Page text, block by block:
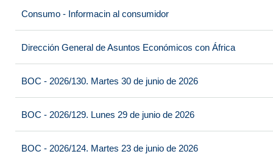
Consumo - Informacin al consumidor
Dirección General de Asuntos Económicos con África
BOC - 2026/130. Martes 30 de junio de 2026
BOC - 2026/129. Lunes 29 de junio de 2026
BOC - 2026/124. Martes 23 de junio de 2026